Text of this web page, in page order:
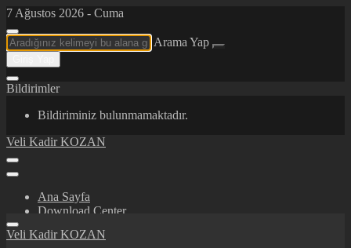
7 Ağustos 2026 - Cuma
Arama Yap
Bildirimler
Bildiriminiz bulunmamaktadır.
Veli Kadir KOZAN
Ana Sayfa
Download Center
İletişim
Veli Kadir KOZAN